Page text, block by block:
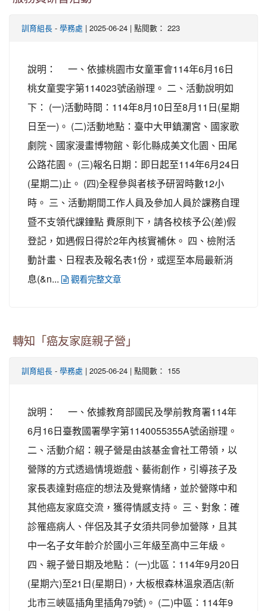
訓育組長 - 學務處 | 2025-06-24 | 點閱數： 223
說明： 一、依據桃園市女童軍會114年6月16日
桃女童雯字第114023號函辦理。 二、活動說明如
下： (一)活動時間：114年8月10日至8月11日(星期
日至一)。 (二)活動地點：臺中大甲鎮瀾宮、國家歌
劇院、國家漫畫博物館、彰化縣成美文化園、田尾
公路花園。 (三)報名日期：即日起至114年6月24日
(星期二)止。 (四)全程參與者核予研習時數12小
時。 三、活動期間工作人員及參加人員於課務自理
暨不支領代課鐘點 費原則下，請各校核予公(差)假
登記，如遇假日得於2年內核實補休。 四、檢附活
動計畫、日程表及報名表1份，或逕至本局最新消
息(&n...
觀看完整文章
轉知「癌友家庭親子營」
訓育組長 - 學務處 | 2025-06-24 | 點閱數： 155
說明： 一、依據教育部國民及學前教育署114年
6月16日臺教國署學字第1140055355A號函辦理。
二、活動介紹：親子營是由該基金會社工帶領，以
營隊的方式透過情境遊戲、藝術創作，引導孩子及
家長表達對癌症的想法及覺察情緒，並於營隊中和
其他癌友家庭交流，獲得情感支持。 三、對象：確
診罹癌病人、伴侶及其子女須共同參加營隊，且其
中一名子女年齡介於國小三年級至高中三年級。
四、親子營日期及地點： (一)北區：114年9月20日
(星期六)至21日(星期日)，大板根森林溫泉酒店(新
北市三峽區插角里插角79號)。 (二)中區：114年9